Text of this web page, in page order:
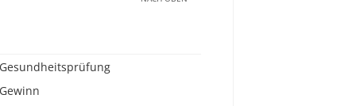
Gesundheitsprüfung
Gewinn